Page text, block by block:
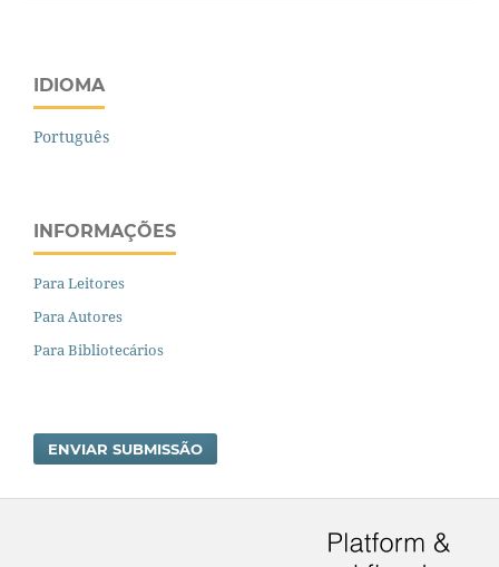
IDIOMA
Português
INFORMAÇÕES
Para Leitores
Para Autores
Para Bibliotecários
ENVIAR SUBMISSÃO